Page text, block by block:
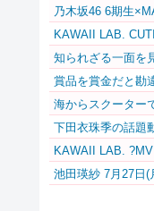
乃木坂46 6期生
KAWAII LAB.
知られざる一面を
賞品を賞金だと勘
海からスクーター
下田衣珠季の話題
KAWAII LAB.
池田瑛紗 7月27日